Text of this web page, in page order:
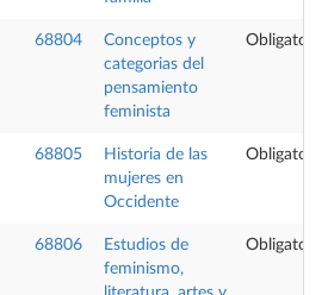
68804
Conceptos y
categorias del
pensamiento
feminista
68805
Historia de las
mujeres en
Occidente
68806
Estudios de
feminismo,